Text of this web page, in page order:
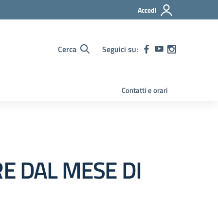
Accedi
Cerca Seguici su:
Contatti e orari
DAL MESE DI